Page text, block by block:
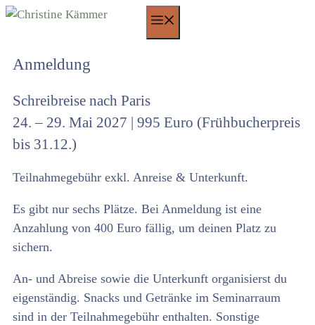
Zum
Anmeldung
Schreibreise nach Paris
24. – 29. Mai 2027 | 995 Euro (Frühbucherpreis
bis 31.12.)
Teilnahmegebühr exkl. Anreise & Unterkunft.
Es gibt nur sechs Plätze. Bei Anmeldung ist eine
Anzahlung von 400 Euro fällig, um deinen Platz zu
sichern.
An- und Abreise sowie die Unterkunft organisierst du
eigenständig. Snacks und Getränke im Seminarraum
sind in der Teilnahmegebühr enthalten. Sonstige